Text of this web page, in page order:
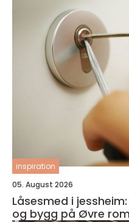
inspiration
05. August 2026
Låsesmed i
og bygg på Øvre